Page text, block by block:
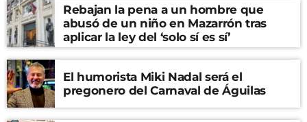
Rebajan la pena a un hombre que
abusó de un niño en Mazarrón tras
aplicar la ley del ‘solo sí es sí’
El humorista Miki Nadal será el
pregonero del Carnaval de Águilas